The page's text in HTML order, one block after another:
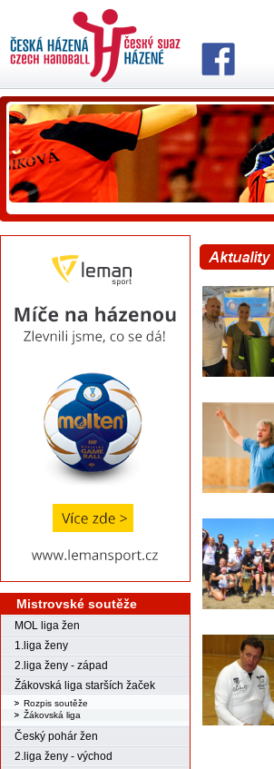
Mistrovské soutěže
MOL liga žen
1.liga ženy
2.liga ženy - západ
Žákovská liga starších žaček
Rozpis soutěže
Žákovská liga
Český pohár žen
2.liga ženy - východ